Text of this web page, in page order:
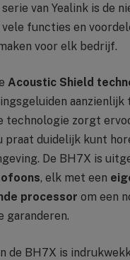
van Yealink is de
functies en
voor elk bedrijf.
Acoustic Shield
aanzienlijk
technologie zorgt
praat duidelijk kunt
De BH7X is
, elk met een
processor om een
garanderen.
de BH7X is